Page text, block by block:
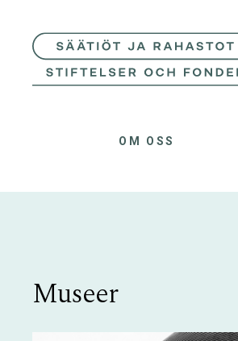
OM OSS
Museer